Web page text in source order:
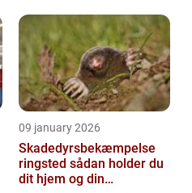
09 january 2026
Skadedyrsbekæmpelse
ringsted sådan holder du
dit hjem og din